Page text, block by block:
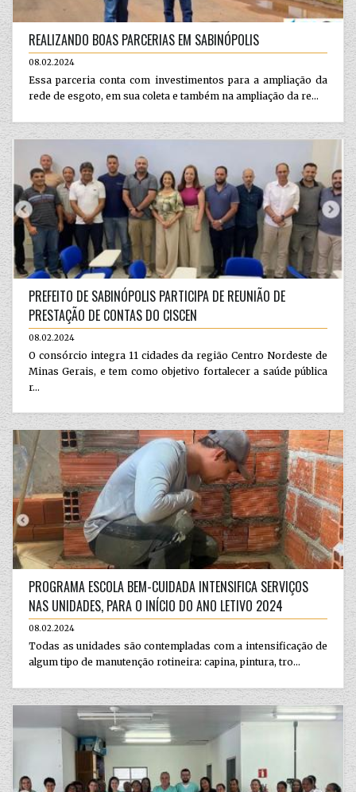
REALIZANDO BOAS PARCERIAS EM SABINÓPOLIS
08.02.2024
Essa parceria conta com investimentos para a ampliação da
rede de esgoto, em sua coleta e também na ampliação da re...
PREFEITO DE SABINÓPOLIS PARTICIPA DE REUNIÃO DE
PRESTAÇÃO DE CONTAS DO CISCEN
08.02.2024
O consórcio integra 11 cidades da região Centro Nordeste de
Minas Gerais, e tem como objetivo fortalecer a saúde pública
r...
PROGRAMA ESCOLA BEM-CUIDADA INTENSIFICA SERVIÇOS
NAS UNIDADES, PARA O INÍCIO DO ANO LETIVO 2024
08.02.2024
Todas as unidades são contempladas com a intensificação de
algum tipo de manutenção rotineira: capina, pintura, tro...